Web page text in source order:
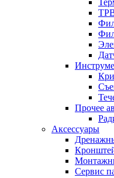
Прочее
Аксессуары
Сервис